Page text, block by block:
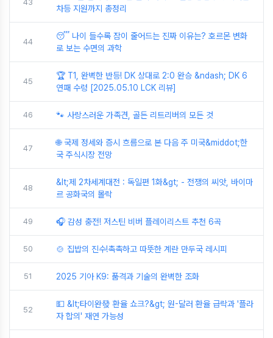
43
차등 지원까지 총정리
44
😴 나이 들수록 잠이 줄어드는 진짜 이유는? 호르몬 변화
로 보는 수면의 과학
45
🏆 T1, 완벽한 반등! DK 상대로 2:0 완승 &ndash; DK 6
연패 수렁 [2025.05.10 LCK 리뷰]
46 🐾 사랑스러운 가족견, 골든 리트리버의 모든 것
47
🌐 국제 정세와 증시 흐름으로 본 다음 주 미국&middot;한
국 주식시장 전망
48
&lt;제 2차세계대전 : 독일편 1화&gt; - 전쟁의 씨앗, 바이마
르 공화국의 몰락
49 🎧 감성 충전! 저스틴 비버 플레이리스트 추천 6곡
50 🍲 집밥의 진수!촉촉하고 따뜻한 계란 만두국 레시피
51 2025 기아 K9: 품격과 기술의 완벽한 조화
52
💵 &lt;타이완發 환율 쇼크?&gt; 원-달러 환율 급락과 '플라
자 합의' 재연 가능성